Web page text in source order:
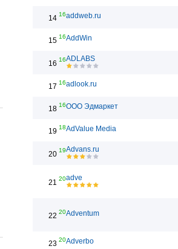
14 16addweb.ru
15 16AddWin
16 16ADLABS
17 16adlook.ru
18 16ООО Эдмаркет
19 18AdValue Media
20 19Advans.ru
21 20adve
22 20Adventum
23 20Adverbo